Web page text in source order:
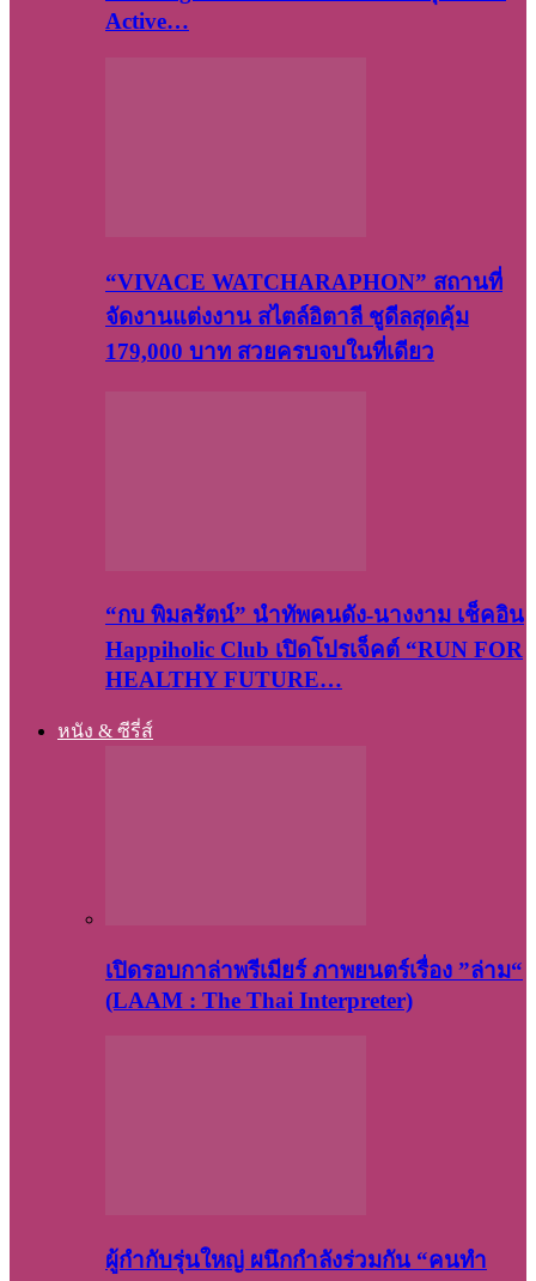
Active…
“VIVACE WATCHARAPHON” สถานที่
จัดงานแต่งงาน สไตล์อิตาลี ชูดีลสุดคุ้ม
179,000 บาท สวยครบจบในที่เดียว
“กบ พิมลรัตน์” นำทัพคนดัง-นางงาม เช็คอิน
Happiholic Club เปิดโปรเจ็คต์ “RUN FOR
HEALTHY FUTURE…
หนัง & ซีรี่ส์
เปิดรอบกาล่าพรีเมียร์ ภาพยนตร์เรื่อง ”ล่าม“
(LAAM : The Thai Interpreter)
ผู้กำกับรุ่นใหญ่ ผนึกกำลังร่วมกัน “คนทำ